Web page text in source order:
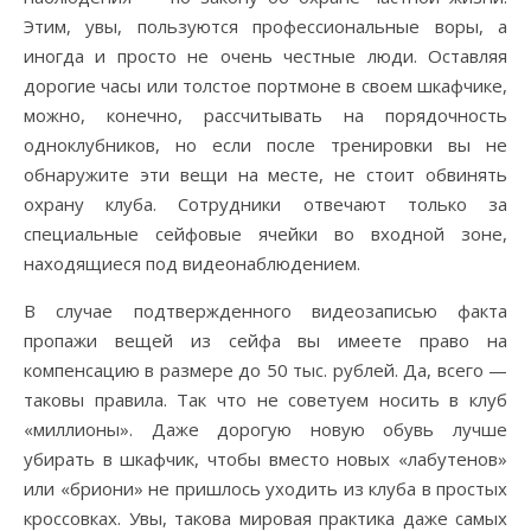
Этим, увы, пользуются профессиональные воры, а
иногда и просто не очень честные люди. Оставляя
дорогие часы или толстое портмоне в своем шкафчике,
можно, конечно, рассчитывать на порядочность
одноклубников, но если после тренировки вы не
обнаружите эти вещи на месте, не стоит обвинять
охрану клуба. Сотрудники отвечают только за
специальные сейфовые ячейки во входной зоне,
находящиеся под видеонаблюдением.
В случае подтвержденного видеозаписью факта
пропажи вещей из сейфа вы имеете право на
компенсацию в размере до 50 тыс. рублей. Да, всего —
таковы правила. Так что не советуем носить в клуб
«миллионы». Даже дорогую новую обувь лучше
убирать в шкафчик, чтобы вместо новых «лабутенов»
или «бриони» не пришлось уходить из клуба в простых
кроссовках. Увы, такова мировая практика даже самых